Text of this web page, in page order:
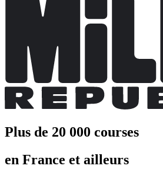
Plus de 20 000 courses
en France et ailleurs